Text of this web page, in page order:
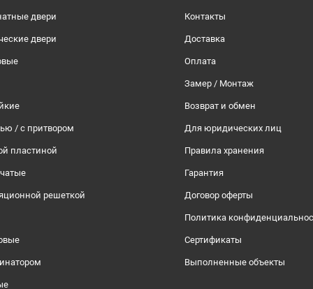
двери
двери
/ с притвором
пластиной
решеткой
Контакты
Доставка
Оплата
Замер / Монтаж
Возврат и обмен
Для юридических лиц
Правила хранения
Гарантия
Договор оферты
Политика
Сертификаты
Выполненные объекты